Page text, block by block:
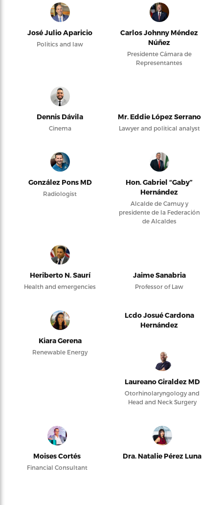
José Julio Aparicio
Politics and law
Carlos Johnny Méndez
Núñez
Presidente Cámara de
Representantes
Dennis Dávila
Cinema
Mr. Eddie López Serrano
Lawyer and political analyst
González Pons MD
Radiologist
Hon. Gabriel “Gaby”
Hernández
Alcalde de Camuy y
presidente de la Federación
de Alcaldes
Heriberto N. Saurí
Health and emergencies
Jaime Sanabria
Professor of Law
Kiara Gerena
Renewable Energy
Lcdo Josué Cardona
Hernández
Laureano Giraldez MD
Otorhinolaryngology and
Head and Neck Surgery
Moises Cortés
Financial Consultant
Dra. Natalie Pérez Luna